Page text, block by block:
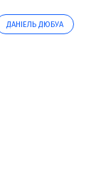
ДАНІЕЛЬ ДЮБУА